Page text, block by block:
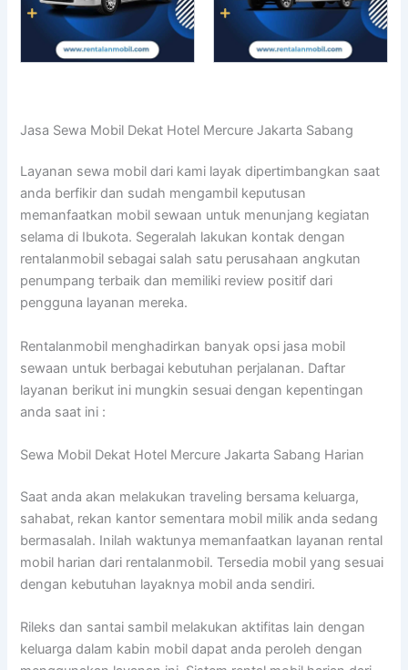
Jasa Sewa Mobil Dekat Hotel Mercure Jakarta Sabang
Layanan sewa mobil dari kami layak dipertimbangkan saat
anda berfikir dan sudah mengambil keputusan
memanfaatkan mobil sewaan untuk menunjang kegiatan
selama di Ibukota. Segeralah lakukan kontak dengan
rentalanmobil sebagai salah satu perusahaan angkutan
penumpang terbaik dan memiliki review positif dari
pengguna layanan mereka.
Rentalanmobil menghadirkan banyak opsi jasa mobil
sewaan untuk berbagai kebutuhan perjalanan. Daftar
layanan berikut ini mungkin sesuai dengan kepentingan
anda saat ini :
Sewa Mobil Dekat Hotel Mercure Jakarta Sabang Harian
Saat anda akan melakukan traveling bersama keluarga,
sahabat, rekan kantor sementara mobil milik anda sedang
bermasalah. Inilah waktunya memanfaatkan layanan rental
mobil harian dari rentalanmobil. Tersedia mobil yang sesuai
dengan kebutuhan layaknya mobil anda sendiri.
Rileks dan santai sambil melakukan aktifitas lain dengan
keluarga dalam kabin mobil dapat anda peroleh dengan